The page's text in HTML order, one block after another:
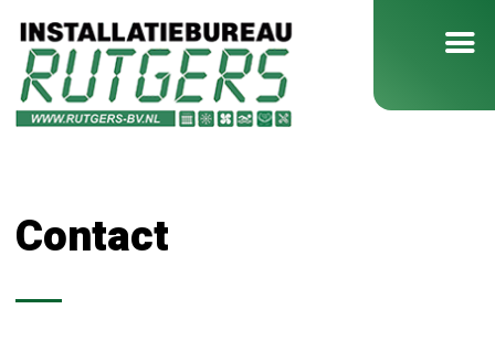
Contact